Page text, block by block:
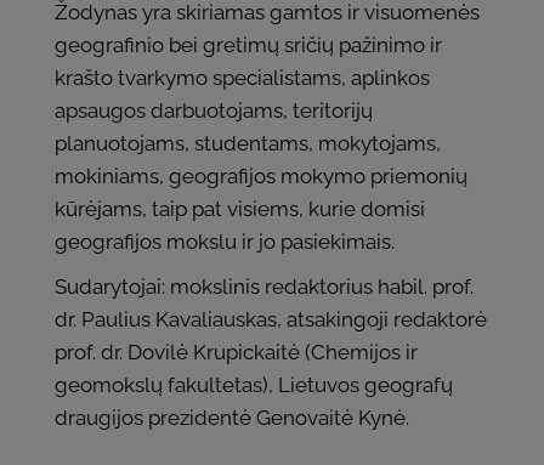
Žodynas yra skiriamas gamtos ir visuomenės
geografinio bei gretimų sričių pažinimo ir
krašto tvarkymo specialistams, aplinkos
apsaugos darbuotojams, teritorijų
planuotojams, studentams, mokytojams,
mokiniams, geografijos mokymo priemonių
kūrėjams, taip pat visiems, kurie domisi
geografijos mokslu ir jo pasiekimais.
Sudarytojai: mokslinis redaktorius habil. prof.
dr. Paulius Kavaliauskas, atsakingoji redaktorė
prof. dr. Dovilė Krupickaitė (Chemijos ir
geomokslų fakultetas), Lietuvos geografų
draugijos prezidentė Genovaitė Kynė.